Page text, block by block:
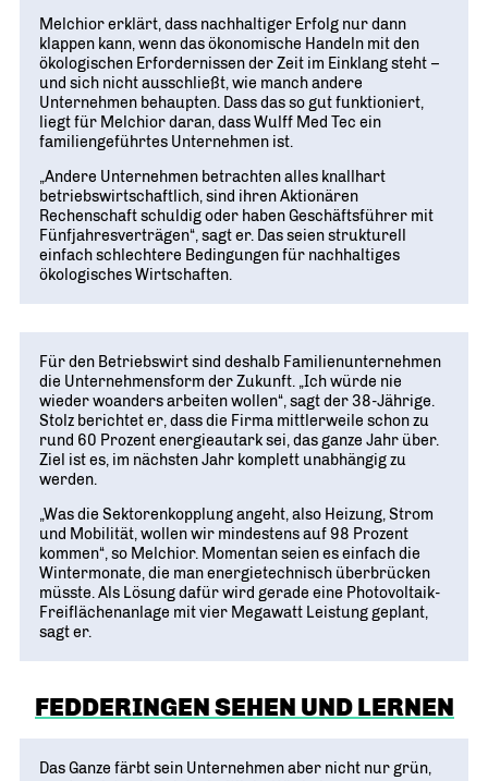
Melchior erklärt, dass nachhaltiger Erfolg nur dann
klappen kann, wenn das ökonomische Handeln mit den
ökologischen Erfordernissen der Zeit im Einklang steht –
und sich nicht ausschließt, wie manch andere
Unternehmen behaupten. Dass das so gut funktioniert,
liegt für Melchior daran, dass Wulff Med Tec ein
familiengeführtes Unternehmen ist.
„Andere Unternehmen betrachten alles knallhart
betriebswirtschaftlich, sind ihren Aktionären
Rechenschaft schuldig oder haben Geschäftsführer mit
Fünfjahresverträgen“, sagt er. Das seien strukturell
einfach schlechtere Bedingungen für nachhaltiges
ökologisches Wirtschaften.
Für den Betriebswirt sind deshalb Familienunternehmen
die Unternehmensform der Zukunft. „Ich würde nie
wieder woanders arbeiten wollen“, sagt der 38-Jährige.
Stolz berichtet er, dass die Firma mittlerweile schon zu
rund 60 Prozent energieautark sei, das ganze Jahr über.
Ziel ist es, im nächsten Jahr komplett unabhängig zu
werden.
„Was die Sektorenkopplung angeht, also Heizung, Strom
und Mobilität, wollen wir mindestens auf 98 Prozent
kommen“, so Melchior. Momentan seien es einfach die
Wintermonate, die man energietechnisch überbrücken
müsste. Als Lösung dafür wird gerade eine Photovoltaik-
Freiflächenanlage mit vier Megawatt Leistung geplant,
sagt er.
FEDDERINGEN SEHEN UND LERNEN
Das Ganze färbt sein Unternehmen aber nicht nur grün,